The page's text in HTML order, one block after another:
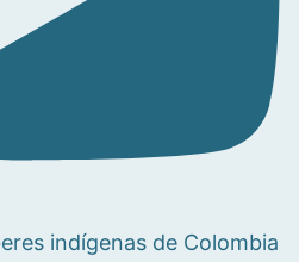
indígenas de Colombia